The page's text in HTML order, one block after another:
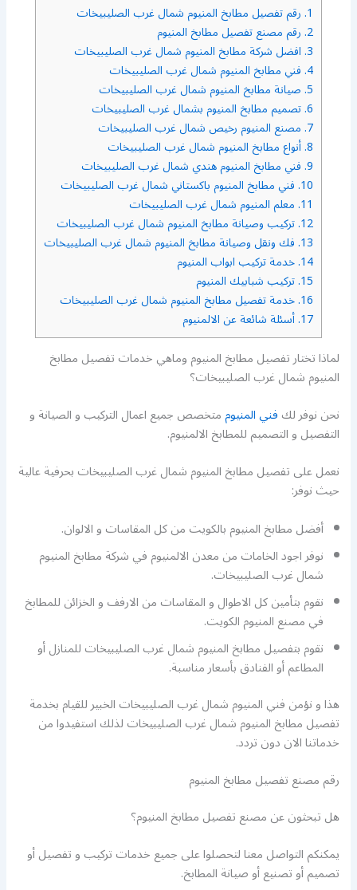
1. رقم تفصيل مطابخ المنيوم شمال غرب الصليبيخات
2. رقم مصنع تفصيل مطابخ المنيوم
3. افضل شركة مطابخ المنيوم شمال غرب الصليبيخات
4. فني مطابخ المنيوم شمال غرب الصليبيخات
5. صيانة مطابخ المنيوم شمال غرب الصليبيخات
6. تصميم مطابخ المنيوم بشمال غرب الصليبيخات
7. مصنع المنيوم رخيص شمال غرب الصليبيخات
8. أنواع مطابخ المنيوم شمال غرب الصليبيخات
9. فني مطابخ المنيوم هندي شمال غرب الصليبيخات
10. فني مطابخ المنيوم باكستاني شمال غرب الصليبيخات
11. معلم المنيوم شمال غرب الصليبيخات
12. تركيب وصيانة مطابخ المنيوم شمال غرب الصليبيخات
13. فك ونقل وصيانة مطابخ المنيوم شمال غرب الصليبيخات
14. خدمة تركيب ابواب المنيوم
15. تركيب شبابيك المنيوم
16. خدمة تفصيل مطابخ المنيوم شمال غرب الصليبيخات
17. أسئلة شائعة عن الالمنيوم
لماذا تختار تفصيل مطابخ المنيوم وماهي خدمات تفصيل مطابخ
المنيوم شمال غرب الصليبيخات؟
نحن نوفر لكفني المنيوممتخصص جميع اعمال التركيب و الصيانة و
التفصيل و التصميم للمطابخ الالمنيوم.
نعمل على تفصيل مطابخ المنيوم شمال غرب الصليبيخات بحرفية عالية
حيث نوفر:
أفضل مطابخ المنيوم بالكويت من كل المقاسات و الالوان.
نوفر اجود الخامات من معدن الالمنيوم في شركة مطابخ المنيوم
شمال غرب الصليبيخات.
نقوم بتأمين كل الاطوال و المقاسات من الارفف و الخزائن للمطابخ
في مصنع المنيوم الكويت.
نقوم بتفصيل مطابخ المنيوم شمال غرب الصليبيخات للمنازل أو
المطاعم أو الفنادق بأسعار مناسبة.
هذا و نؤمن فني المنيوم شمال غرب الصليبيخات الخبير للقيام بخدمة
تفصيل مطابخ المنيوم شمال غرب الصليبيخات لذلك استفيدوا من
خدماتنا الان دون تردد.
رقم مصنع تفصيل مطابخ المنيوم
هل تبحثون عن مصنع تفصيل مطابخ المنيوم؟
يمكنكم التواصل معنا لتحصلوا على جميع خدمات تركيب و تفصيل أو
تصميم أو تصنيع أو صيانة المطابخ.